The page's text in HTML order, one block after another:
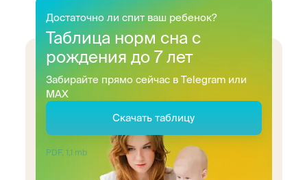
Достаточно ли спит ваш ребенок?
Таблица норм сна с
рождения до 7 лет
Забирайте прямо сейчас в Telegram или
MAX
Скачать таблицу
PDF, 1,1 mb